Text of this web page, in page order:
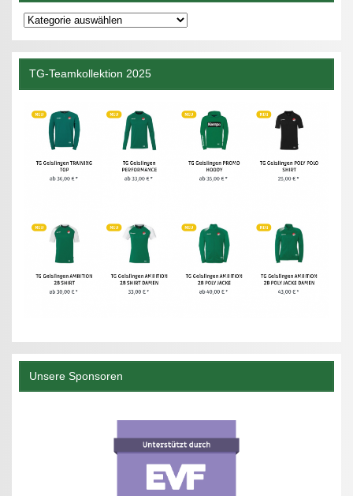
Kategorien
TG-Teamkollektion 2025
Unsere Sponsoren